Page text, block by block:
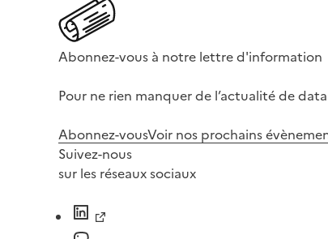
Abonnez-vous à notre lettre d'information
Pour ne rien manquer de l’actualité de
Abonnez-vousVoir nos prochains
Suivez-nous
sur les réseaux sociaux